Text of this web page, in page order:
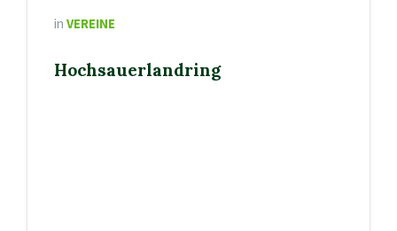
in VEREINE
Hochsauerlandring